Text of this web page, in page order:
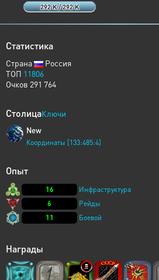
292 K / 292 K
Статистика
Страна
Россия
ТОП 11806
Очков 291 764
СтолицаКлючи
New
Координаты [133:485:4]
Опыт
16
Инфраструктура
6
Рейды
11
Боевой
Награды